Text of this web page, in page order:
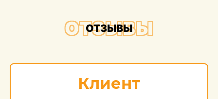
ОТЗЫВЫ
ОТЗЫВЫ
Клиент